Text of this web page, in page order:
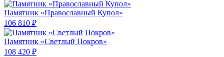
Памятник «Православный Купол»
106 810 ₽
Памятник «Светлый Покров»
108 420 ₽